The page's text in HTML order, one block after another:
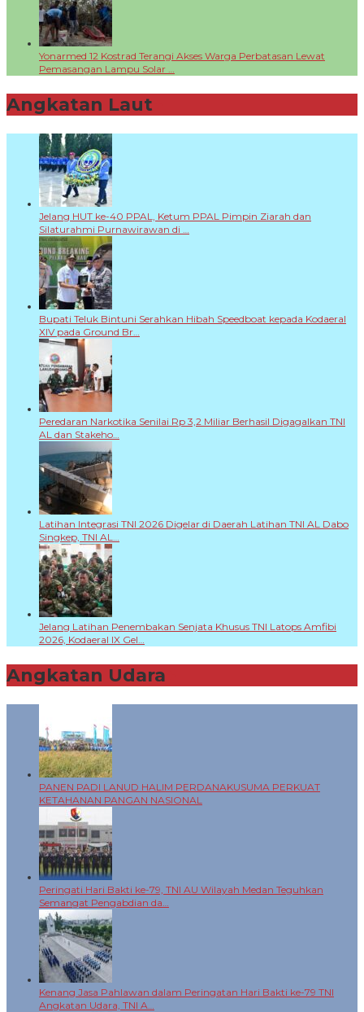
Yonarmed 12 Kostrad Terangi Akses Warga Perbatasan Lewat
Pemasangan Lampu Solar …
Angkatan Laut
Jelang HUT ke-40 PPAL, Ketum PPAL Pimpin Ziarah dan
Silaturahmi Purnawirawan di …
Bupati Teluk Bintuni Serahkan Hibah Speedboat kepada Kodaeral
XIV pada Ground Br…
Peredaran Narkotika Senilai Rp 3,2 Miliar Berhasil Digagalkan TNI
AL dan Stakeho…
Latihan Integrasi TNI 2026 Digelar di Daerah Latihan TNI AL Dabo
Singkep, TNI AL…
Jelang Latihan Penembakan Senjata Khusus TNI Latops Amfibi
2026, Kodaeral IX Gel…
Angkatan Udara
PANEN PADI LANUD HALIM PERDANAKUSUMA PERKUAT
KETAHANAN PANGAN NASIONAL
Peringati Hari Bakti ke-79, TNI AU Wilayah Medan Teguhkan
Semangat Pengabdian da…
Kenang Jasa Pahlawan dalam Peringatan Hari Bakti ke-79 TNI
Angkatan Udara, TNI A…